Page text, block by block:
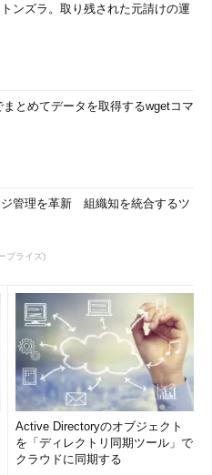
ンズラ。取り残された元請けの運
まとめてデータを取得するwgetコマ
管理を革新 組織知を統合するツ
プライズ)
Active Directoryのオブジェクト
を「ディレクトリ同期ツール」で
クラウドに同期する